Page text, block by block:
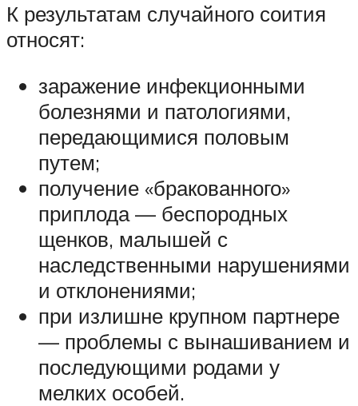
К результатам случайного соития
относят:
заражение инфекционными
болезнями и патологиями,
передающимися половым
путем;
получение «бракованного»
приплода — беспородных
щенков, малышей с
наследственными нарушениями
и отклонениями;
при излишне крупном партнере
— проблемы с вынашиванием и
последующими родами у
мелких особей.